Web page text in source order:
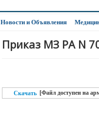
Новости и Oбъявления
Приказ МЗ РА N
Скачать [Файл доступен на